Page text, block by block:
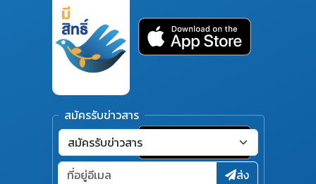
สมัครรับข่าวสาร
ส่ง